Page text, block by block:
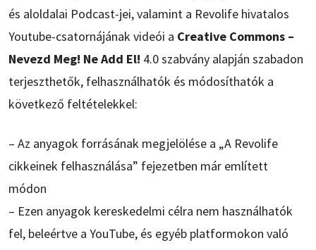
és aloldalai Podcast-jei, valamint a Revolife hivatalos
Youtube-csatornájának videói a Creative Commons –
Nevezd Meg! Ne Add El! 4.0 szabvány alapján szabadon
terjeszthetők, felhasználhatók és módosíthatók a
következő feltételekkel:
– Az anyagok forrásának megjelölése a „A Revolife
cikkeinek felhasználása” fejezetben már említett
módon
– Ezen anyagok kereskedelmi célra nem használhatók
fel, beleértve a YouTube, és egyéb platformokon való